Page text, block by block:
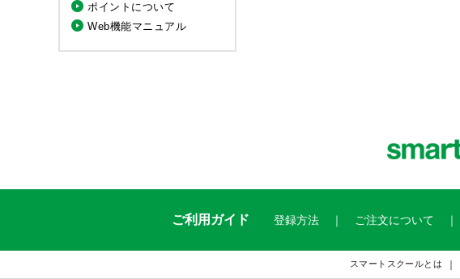
ポイントについて
Web機能マニュアル
ご利用ガイド 登録方法 ご注文について
スマートスクールとは